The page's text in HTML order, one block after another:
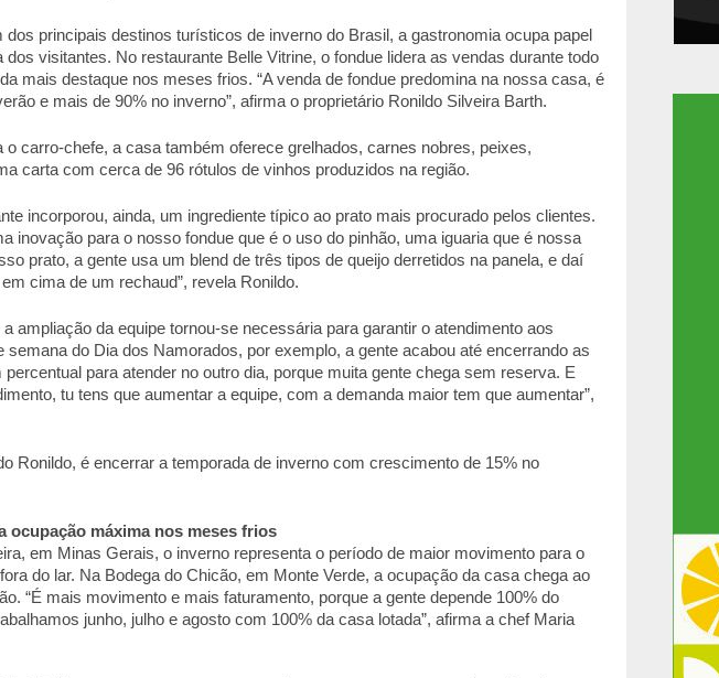
dos principais destinos turísticos de inverno do Brasil, a gastronomia ocupa papel
dos visitantes. No restaurante Belle Vitrine, o fondue lidera as vendas durante todo
mais destaque nos meses frios. “A venda de fondue predomina na nossa casa, é
e mais de 90% no inverno”, afirma o proprietário Ronildo Silveira Barth.
o carro-chefe, a casa também oferece grelhados, carnes nobres, peixes,
carta com cerca de 96 rótulos de vinhos produzidos na região.
incorporou, ainda, um ingrediente típico ao prato mais procurado pelos clientes.
inovação para o nosso fondue que é o uso do pinhão, uma iguaria que é nossa
prato, a gente usa um blend de três tipos de queijo derretidos na panela, e daí
cima de um rechaud”, revela Ronildo.
ampliação da equipe tornou-se necessária para garantir o atendimento aos
semana do Dia dos Namorados, por exemplo, a gente acabou até encerrando as
para atender no outro dia, porque muita gente chega sem reserva. E
tu tens que aumentar a equipe, com a demanda maior tem que aumentar”,
Ronildo, é encerrar a temporada de inverno com crescimento de 15% no
ocupação máxima nos meses frios
em Minas Gerais, o inverno representa o período de maior movimento para o
do lar. Na Bodega do Chicão, em Monte Verde, a ocupação da casa chega ao
“É mais movimento e mais faturamento, porque a gente depende 100% do
junho, julho e agosto com 100% da casa lotada”, afirma a chef Maria